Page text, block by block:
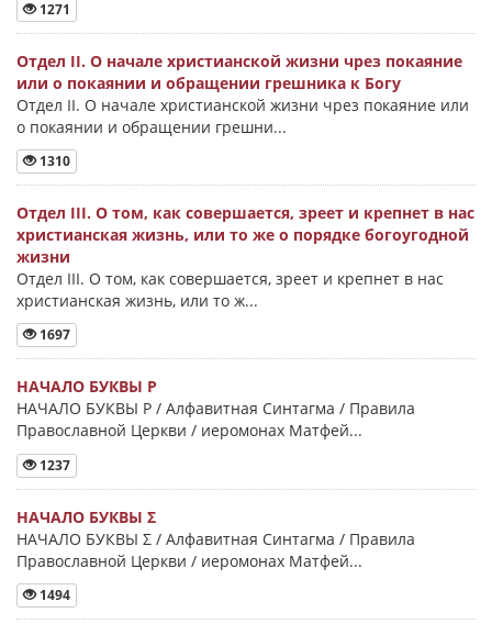
1271
Отдел II. О начале христианской жизни чрез покаяние
или о покаянии и обращении грешника к Богу
Отдел II. О начале христианской жизни чрез покаяние или
о покаянии и обращении грешни...
1310
Отдел III. О том, как совершается, зреет и крепнет в нас
христианская жизнь, или то же о порядке богоугодной
жизни
Отдел III. О том, как совершается, зреет и крепнет в нас
христианская жизнь, или то ж...
1697
НАЧАЛО БУКВЫ Ρ
НАЧАЛО БУКВЫ Ρ / Алфавитная Синтагма / Правила
Православной Церкви / иеромонах Матфей...
1237
НАЧАЛО БУКВЫ Σ
НАЧАЛО БУКВЫ Σ / Алфавитная Синтагма / Правила
Православной Церкви / иеромонах Матфей...
1494